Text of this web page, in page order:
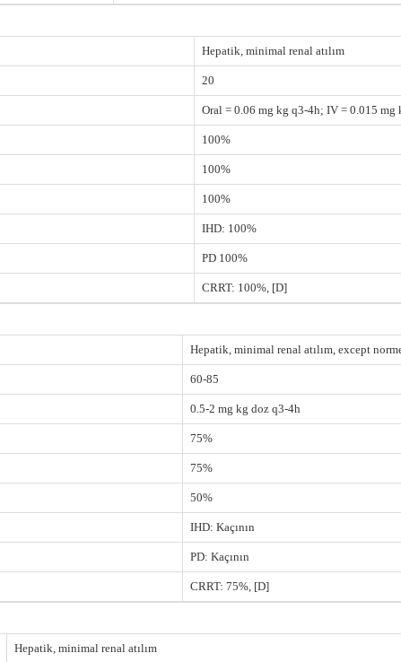
Hepatik, minimal renal atılım
20
Oral = 0.06 mg kg q3-4h; IV = 0.015 mg
100%
100%
100%
IHD: 100%
PD 100%
CRRT: 100%, [D]
Hepatik, minimal renal atılım, except
60-85
0.5-2 mg kg doz q3-4h
75%
75%
50%
IHD: Kaçının
PD: Kaçının
CRRT: 75%, [D]
Hepatik, minimal renal atılım